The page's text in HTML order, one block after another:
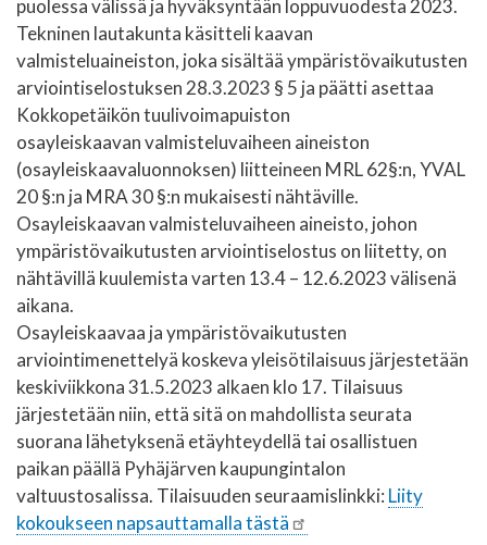
puolessa välissä ja hyväksyntään loppuvuodesta 2023.
Tekninen lautakunta käsitteli kaavan
valmisteluaineiston, joka sisältää ympäristövaikutusten
arviointiselostuksen 28.3.2023 § 5 ja päätti asettaa
Kokkopetäikön tuulivoimapuiston
osayleiskaavan valmisteluvaiheen aineiston
(osayleiskaavaluonnoksen) liitteineen MRL 62§:n, YVAL
20 §:n ja MRA 30 §:n mukaisesti nähtäville.
Osayleiskaavan valmisteluvaiheen aineisto, johon
ympäristövaikutusten arviointiselostus on liitetty, on
nähtävillä kuulemista varten 13.4 – 12.6.2023 välisenä
aikana.
Osayleiskaavaa ja ympäristövaikutusten
arviointimenettelyä koskeva yleisötilaisuus järjestetään
keskiviikkona 31.5.2023 alkaen klo 17. Tilaisuus
järjestetään niin, että sitä on mahdollista seurata
suorana lähetyksenä etäyhteydellä tai osallistuen
paikan päällä Pyhäjärven kaupungintalon
valtuustosalissa. Tilaisuuden seuraamislinkki: Liity
kokoukseen napsauttamalla tästä